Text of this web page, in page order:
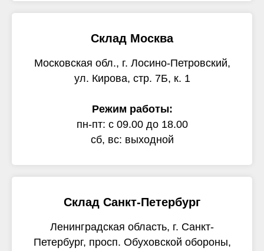
Склад Москва
Московская обл., г. Лосино-Петровский,
ул. Кирова, стр. 7Б, к. 1
Режим работы:
пн-пт: с 09.00 до 18.00
сб, вс: выходной
Склад Санкт-Петербург
Ленинградская область, г. Санкт-
Петербург, просп. Обуховской обороны,